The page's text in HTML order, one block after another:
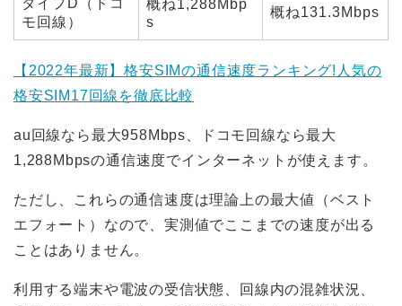
タイプD（ドコ
モ回線）
概ね1,288Mbp
s
概ね131.3Mbps
【2022年最新】格安SIMの通信速度ランキング!人気の
格安SIM17回線を徹底比較
au回線なら最大958Mbps、ドコモ回線なら最大
1,288Mbpsの通信速度でインターネットが使えます。
ただし、これらの通信速度は理論上の最大値（ベスト
エフォート）なので、実測値でここまでの速度が出る
ことはありません。
利用する端末や電波の受信状態、回線内の混雑状況、